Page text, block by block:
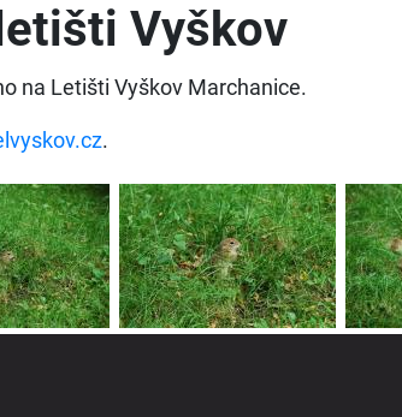
Vyškov
na Letišti Vyškov Marchanice.
.